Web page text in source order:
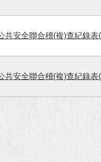
共安全聯合稽(複)查紀錄
共安全聯合稽(複)查紀錄